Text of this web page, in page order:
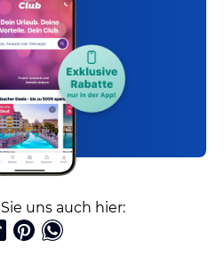
uns auch hier: